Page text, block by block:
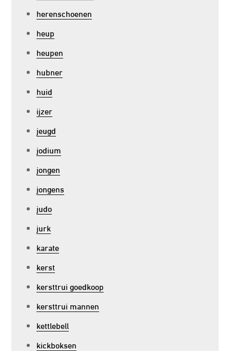
herenschoenen
heup
heupen
hubner
huid
ijzer
jeugd
jodium
jongen
jongens
judo
jurk
karate
kerst
kersttrui goedkoop
kersttrui mannen
kettlebell
kickboksen